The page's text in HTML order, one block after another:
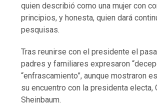
quien describió como una mujer con
principios, y honesta, quien dará
pesquisas.
Tras reunirse con el presidente el
padres y familiares expresaron
“enfrascamiento”, aunque mostraron
su encuentro con la presidenta electa,
Sheinbaum.